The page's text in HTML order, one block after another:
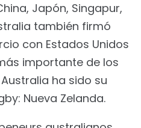
Japón, Singapur,
también firmó
con Estados Unidos
importante de los
ha sido su
Nueva Zelanda.